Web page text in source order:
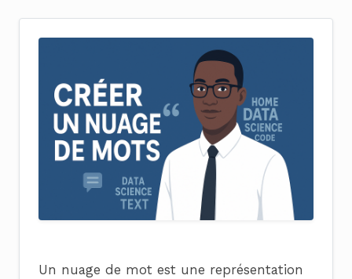
Un nuage de mot est une représentation